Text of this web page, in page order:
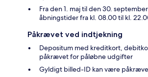
Fra den 1. maj til den 30.
åbningstider fra kl. 08.00 til kl.
Påkrævet ved indtjekning
Depositum med kreditkort,
påkrævet for påløbne udgifter
Gyldigt billed-ID kan være